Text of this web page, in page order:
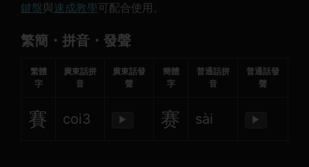
鍵盤與速成教學可配合使用。
繁簡・拼音・發聲
繁體
字
廣東話拼
音
廣東話發
聲
簡體
字
普通話拼
音
普通話發
聲
賽 coi3 ▶ 赛 sài ▶